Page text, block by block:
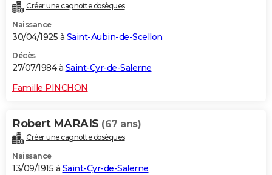
Créer une cagnotte obsèques
Naissance
30/04/1925 à Saint-Aubin-de-Scellon
Décès
27/07/1984 à Saint-Cyr-de-Salerne
Famille PINCHON
Robert MARAIS (67 ans)
Créer une cagnotte obsèques
Naissance
13/09/1915 à Saint-Cyr-de-Salerne